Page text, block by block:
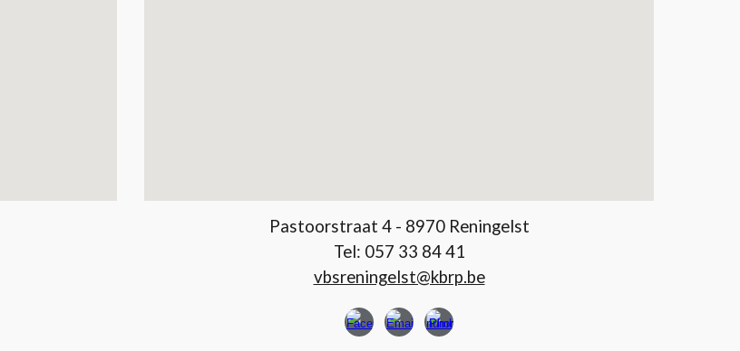
Pastoorstraat 4 - 8970 Reningelst
Tel: 057 33 84 41
vbsreningelst@kbrp.be